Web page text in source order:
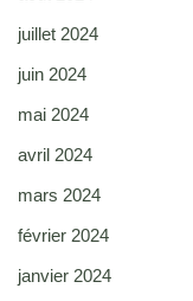
juillet 2024
juin 2024
mai 2024
avril 2024
mars 2024
février 2024
janvier 2024